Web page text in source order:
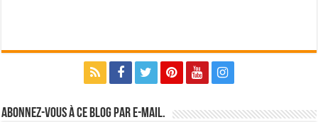
Abonnez-vous à ce blog par e-mail.